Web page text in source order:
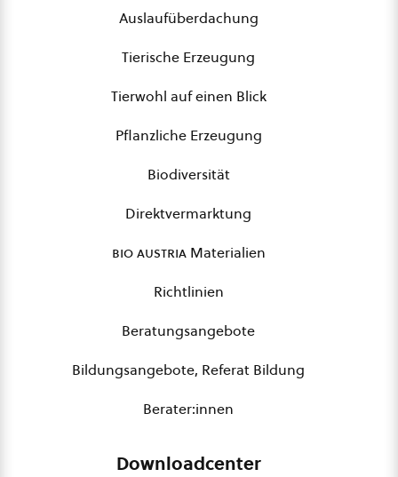
Auslaufüberdachung
Tierische Erzeugung
Tierwohl auf einen Blick
Pflanzliche Erzeugung
Biodiversität
Direktvermarktung
bio austriaMaterialien
Richtlinien
Beratungsangebote
Bildungsangebote, Referat Bildung
Berater:innen
Downloadcenter